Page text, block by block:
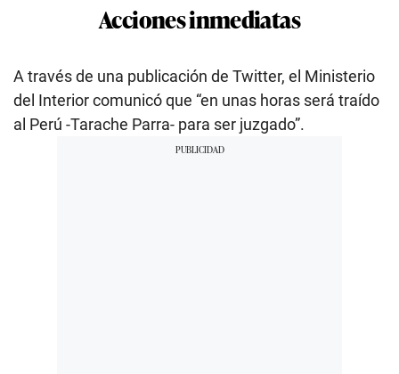
Acciones inmediatas
A través de una publicación de Twitter, el Ministerio
del Interior comunicó que “en unas horas será traído
al Perú -Tarache Parra- para ser juzgado”.